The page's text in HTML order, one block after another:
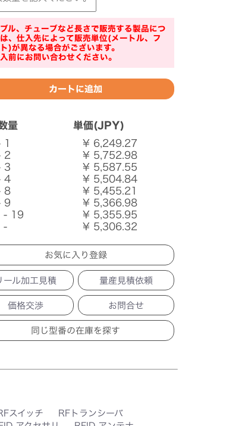
ル、チューブなど長さで販売する製品につ
、仕入先によって販売単位(メートル、フ
)が異なる場合がございます。
前にお問い合わせください。
量
単価(JPY)
1
¥ 6,249.27
2
¥ 5,752.98
3
¥ 5,587.55
4
¥ 5,504.84
8
¥ 5,455.21
9
¥ 5,366.98
- 19
¥ 5,355.95
-
¥ 5,306.32
ール加工見積 量産見積依頼
価格交渉 お問合せ
スイッチ
RFトランシーバ